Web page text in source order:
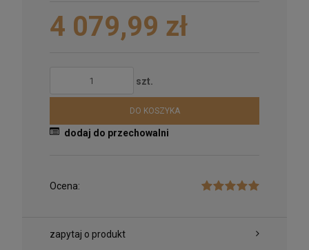
krzyżykiem
POWIADOM O DOSTĘPNOŚCI
4 079,99 zł
szt.
DO KOSZYKA
dodaj do przechowalni
Ocena:
zapytaj o produkt